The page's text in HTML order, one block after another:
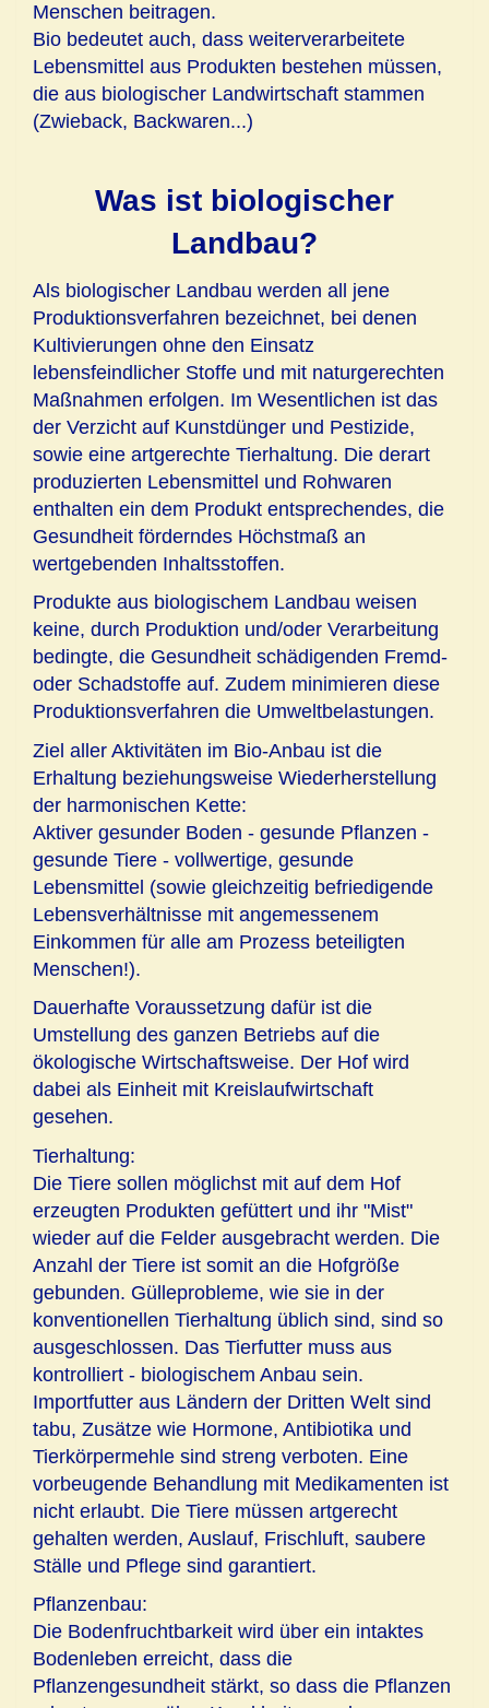
Menschen beitragen.
Bio bedeutet auch, dass weiterverarbeitete
Lebensmittel aus Produkten bestehen müssen,
die aus biologischer Landwirtschaft stammen
(Zwieback, Backwaren...)
Was ist biologischer
Landbau?
Als biologischer Landbau werden all jene
Produktionsverfahren bezeichnet, bei denen
Kultivierungen ohne den Einsatz
lebensfeindlicher Stoffe und mit naturgerechten
Maßnahmen erfolgen. Im Wesentlichen ist das
der Verzicht auf Kunstdünger und Pestizide,
sowie eine artgerechte Tierhaltung. Die derart
produzierten Lebensmittel und Rohwaren
enthalten ein dem Produkt entsprechendes, die
Gesundheit förderndes Höchstmaß an
wertgebenden Inhaltsstoffen.
Produkte aus biologischem Landbau weisen
keine, durch Produktion und/oder Verarbeitung
bedingte, die Gesundheit schädigenden Fremd-
oder Schadstoffe auf. Zudem minimieren diese
Produktionsverfahren die Umweltbelastungen.
Ziel aller Aktivitäten im Bio-Anbau ist die
Erhaltung beziehungsweise Wiederherstellung
der harmonischen Kette:
Aktiver gesunder Boden - gesunde Pflanzen -
gesunde Tiere - vollwertige, gesunde
Lebensmittel (sowie gleichzeitig befriedigende
Lebensverhältnisse mit angemessenem
Einkommen für alle am Prozess beteiligten
Menschen!).
Dauerhafte Voraussetzung dafür ist die
Umstellung des ganzen Betriebs auf die
ökologische Wirtschaftsweise. Der Hof wird
dabei als Einheit mit Kreislaufwirtschaft
gesehen.
Tierhaltung:
Die Tiere sollen möglichst mit auf dem Hof
erzeugten Produkten gefüttert und ihr "Mist"
wieder auf die Felder ausgebracht werden. Die
Anzahl der Tiere ist somit an die Hofgröße
gebunden. Gülleprobleme, wie sie in der
konventionellen Tierhaltung üblich sind, sind so
ausgeschlossen. Das Tierfutter muss aus
kontrolliert - biologischem Anbau sein.
Importfutter aus Ländern der Dritten Welt sind
tabu, Zusätze wie Hormone, Antibiotika und
Tierkörpermehle sind streng verboten. Eine
vorbeugende Behandlung mit Medikamenten ist
nicht erlaubt. Die Tiere müssen artgerecht
gehalten werden, Auslauf, Frischluft, saubere
Ställe und Pflege sind garantiert.
Pflanzenbau:
Die Bodenfruchtbarkeit wird über ein intaktes
Bodenleben erreicht, dass die
Pflanzengesundheit stärkt, so dass die Pflanzen